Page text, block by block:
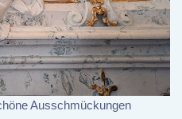
Ausschmückungen